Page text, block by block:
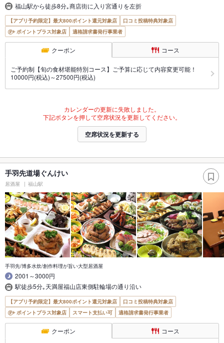
福山駅から徒歩8分｡商店街に入り宮通りを左折
【アプリ予約限定】最大800ポイント還元対象店
口コミ投稿特典対象店
ポイントプラス対象店
適格請求書発行事業者
クーポン コース
ご予約制【旬の食材堪能特別コース】ご予算に応じて内容変更可能！
10000円(税込)～27500円(税込)
カレンダーの更新に失敗しました。
下記ボタンを押して空席状況を更新してください。
空席状況を更新する
手羽先道場ぐんけい
居酒屋 福山駅
手羽先/博多水炊/創作料理が旨い大型居酒屋
2001～3000円
駅徒歩5分｡天満屋福山店東側駐輪場の通り沿い
【アプリ予約限定】最大800ポイント還元対象店
口コミ投稿特典対象店
ポイントプラス対象店
スマート支払い可 適格請求書発行事業者
クーポン コース